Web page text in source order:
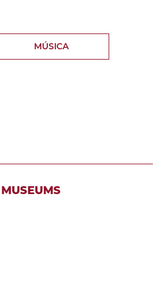
MÚSICA